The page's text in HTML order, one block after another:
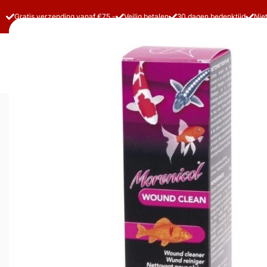
Gratis verzending vanaf €75,- Veilig betalen 30 dagen bedenktijd